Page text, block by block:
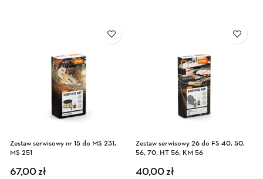
Zestaw serwisowy nr 15 do MS 231,
MS 251
67,00zł
Zestaw serwisowy 26 do FS 40, 50,
56, 70, HT 56, KM 56
40,00zł